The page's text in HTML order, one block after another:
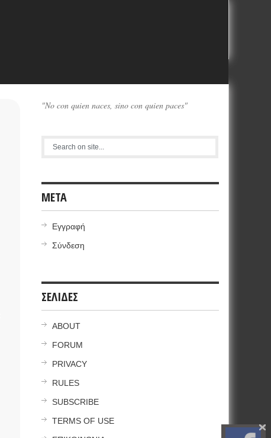
"No con quien naces, sino con quien paces"
META
Εγγραφή
Σύνδεση
ΣΕΛΙΔΕΣ
ABOUT
FORUM
PRIVACY
RULES
SUBSCRIBE
TERMS OF USE